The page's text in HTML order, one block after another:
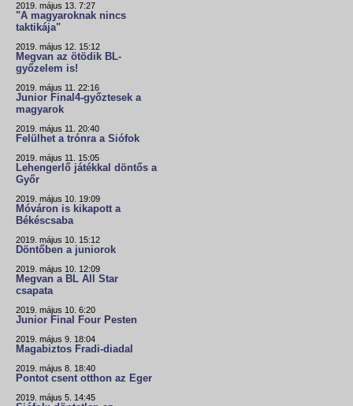
2019. május 13. 7:27
"A magyaroknak nincs
taktikája"
2019. május 12. 15:12
Megvan az ötödik BL-
győzelem is!
2019. május 11. 22:16
Junior Final4-győztesek a
magyarok
2019. május 11. 20:40
Felülhet a trónra a Siófok
2019. május 11. 15:05
Lehengerlő játékkal döntős a
Győr
2019. május 10. 19:09
Móváron is kikapott a
Békéscsaba
2019. május 10. 15:12
Döntőben a juniorok
2019. május 10. 12:09
Megvan a BL All Star
csapata
2019. május 10. 6:20
Junior Final Four Pesten
2019. május 9. 18:04
Magabiztos Fradi-diadal
2019. május 8. 18:40
Pontot csent otthon az Eger
2019. május 5. 14:45